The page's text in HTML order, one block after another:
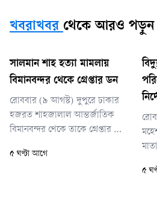
খবরাখবর থেকে আরও পড়ুন
সালমান শাহ হত্যা মামলায়
বিমানবন্দর থেকে গ্রেপ্তার ডন
রোববার (৯ আগস্ট) দুপুরে ঢাকার
হজরত শাহজালাল আন্তর্জাতিক
বিমানবন্দর থেকে তাকে গ্রেপ্তার করা
৫ ঘণ্টা আগে
৫